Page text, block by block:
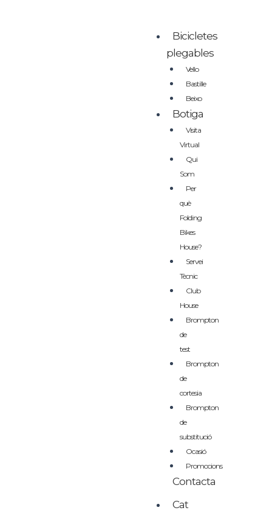
Bicicletes
plegables
Vello
Bastille
Beixo
Botiga
Visita
Virtual
Qui
Som
Per
què
Folding
Bikes
House?
Servei
Tècnic
Club
House
Brompton
de
test
Brompton
de
cortesia
Brompton
de
substitució
Ocasió
Promocions
Contacta
Cat